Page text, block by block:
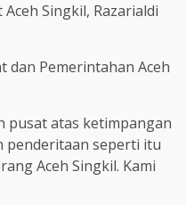
Singkil, Razarialdi
dan Pemerintahan Aceh
pusat atas ketimpangan
penderitaan seperti itu
Aceh Singkil. Kami